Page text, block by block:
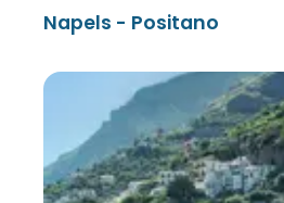
Napels - Positano